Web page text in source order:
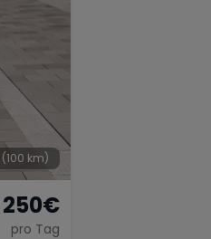
(100 km)
250€
pro Tag